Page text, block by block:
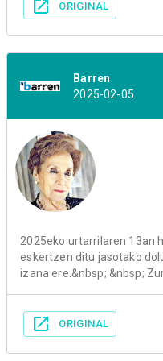
ORIGINAL
Barren
2025-02-05
2025eko urtarrilaren 13an
eskertzen ditu jasotako
izana ere.&nbsp; &nbsp;
ORIGINAL